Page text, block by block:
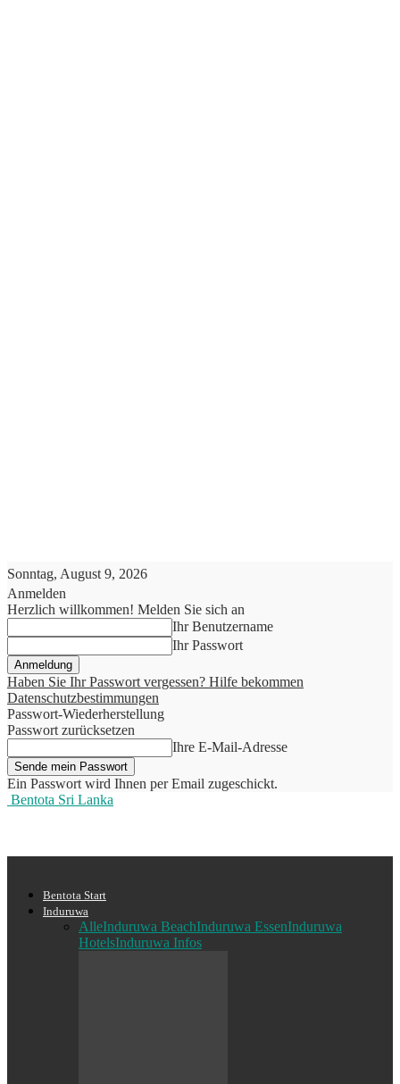
Sonntag, August 9, 2026
Anmelden
Herzlich willkommen! Melden Sie sich an
Ihr Benutzername
Ihr Passwort
Haben Sie Ihr Passwort vergessen? Hilfe bekommen
Datenschutzbestimmungen
Passwort-Wiederherstellung
Passwort zurücksetzen
Ihre E-Mail-Adresse
Ein Passwort wird Ihnen per Email zugeschickt.
Bentota Sri Lanka
Bentota Start
Induruwa
AlleInduruwa BeachInduruwa EssenInduruwa
HotelsInduruwa Infos